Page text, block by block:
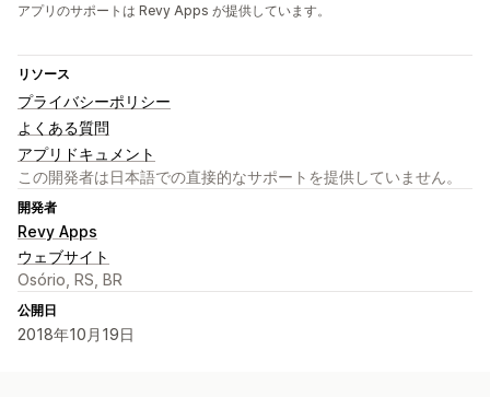
アプリのサポートは Revy Apps が提供しています。
リソース
プライバシーポリシー
よくある質問
アプリドキュメント
この開発者は日本語での直接的なサポートを提供していません。
開発者
Revy Apps
ウェブサイト
Osório, RS, BR
公開日
2018年10月19日